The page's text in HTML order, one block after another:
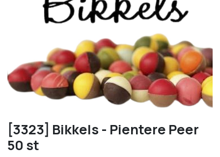
[3323] Bikkels - Pientere Peer
50 st